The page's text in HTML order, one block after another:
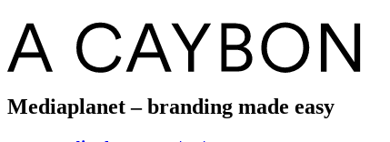
Mediaplanet – branding made easy